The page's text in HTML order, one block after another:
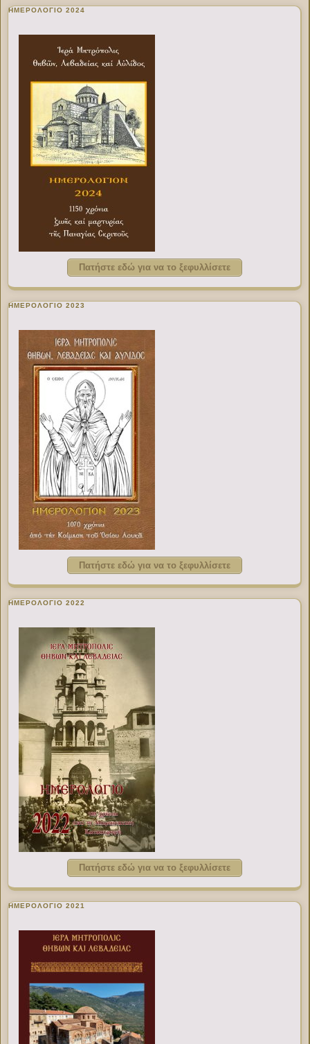
ΗΜΕΡΟΛΟΓΙΟ 2024
Πατήστε εδώ για να το ξεφυλλίσετε
ΗΜΕΡΟΛΟΓΙΟ 2023
Πατήστε εδώ για να το ξεφυλλίσετε
ΗΜΕΡΟΛΟΓΙΟ 2022
Πατήστε εδώ για να το ξεφυλλίσετε
ΗΜΕΡΟΛΟΓΙΟ 2021